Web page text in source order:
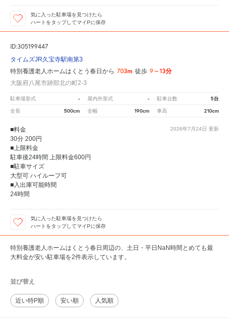
気に入った駐車場を見つけたら
ハートをタップしてマイPに保存
ID:305199447
タイムズJR久宝寺駅南第3
特別養護老人ホームはくとう春日から 703m 徒歩 9～13分
大阪府八尾市跡部北の町2-3
駐車場形式 - 屋内外形式 - 駐車台数 5台
全長 500cm 全幅 190cm 車高 210cm
2026年7月24日 更新
■料金
30分 200円
■上限料金
駐車後24時間 上限料金600円
■駐車サイズ
大型可 ハイルーフ可
■入出庫可能時間
24時間
気に入った駐車場を見つけたら
ハートをタップしてマイPに保存
特別養護老人ホームはくとう春日周辺の、土日・平日NaN時間とめても最
大料金が安い駐車場を2件表示しています。
並び替え
近い特P順 安い順 人気順